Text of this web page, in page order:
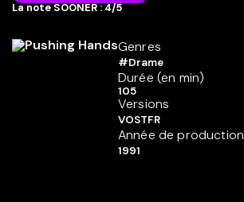
La note SOONER : 4/5
Genres
#Drame
Durée (en min)
105
Versions
VOSTFR
Année de production
1991